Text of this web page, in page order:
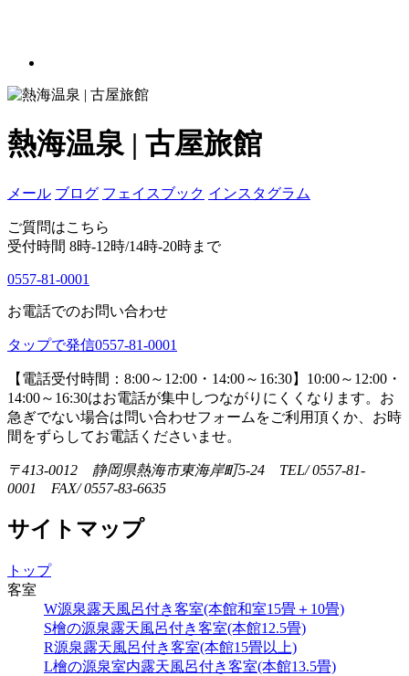
熱海温泉 | 古屋旅館
メール ブログ フェイスブック インスタグラム
ご質問はこちら
受付時間 8時-12時/14時-20時まで
0557-81-0001
お電話でのお問い合わせ
タップで発信0557-81-0001
【電話受付時間：8:00～12:00・14:00～16:30】 10:00～12:00・
14:00～16:30はお電話が集中しつながりにくくなります。お
急ぎでない場合は問い合わせフォームをご利用頂くか、お時
間をずらしてお電話くださいませ。
〒413-0012 静岡県熱海市東海岸町5-24 TEL/ 0557-81-
0001 FAX/ 0557-83-6635
サイトマップ
トップ
客室
W源泉露天風呂付き客室(本館和室15畳＋10畳)
S檜の源泉露天風呂付き客室(本館12.5畳)
R源泉露天風呂付き客室(本館15畳以上)
L檜の源泉室内露天風呂付き客室(本館13.5畳)